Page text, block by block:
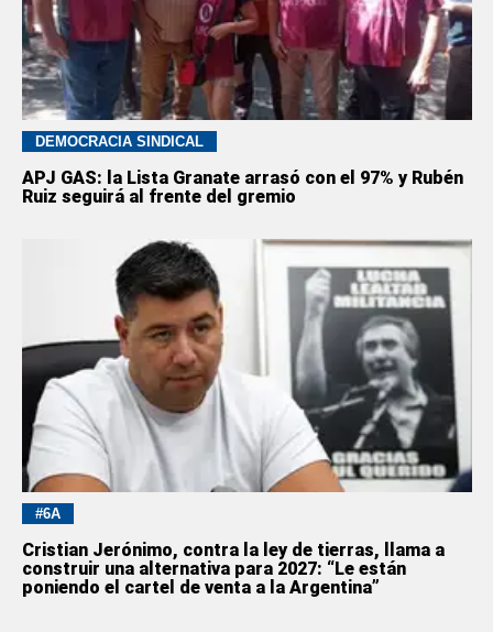
DEMOCRACIA SINDICAL
APJ GAS: la Lista Granate arrasó con el 97% y Rubén
Ruiz seguirá al frente del gremio
#6A
Cristian Jerónimo, contra la ley de tierras, llama a
construir una alternativa para 2027: “Le están
poniendo el cartel de venta a la Argentina”